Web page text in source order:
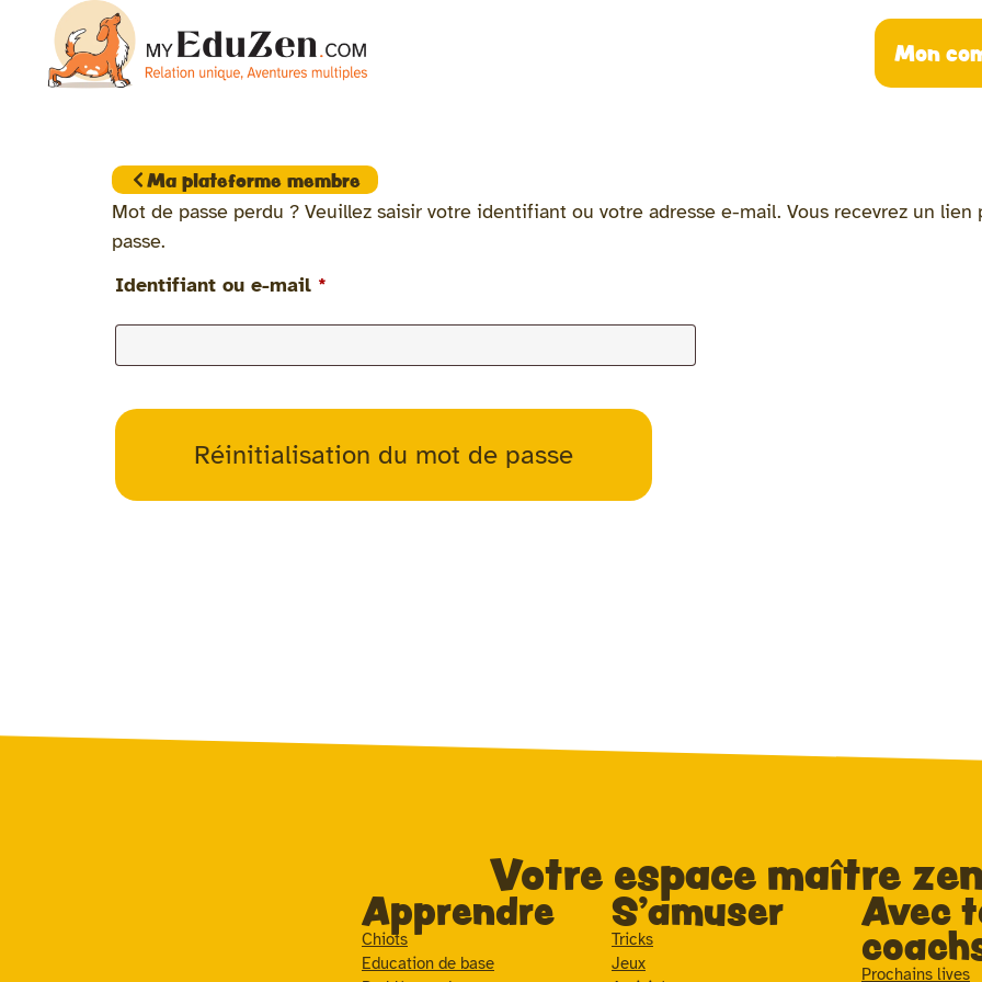
Mon
Ma plateforme membre
Mot de passe perdu ? Veuillez saisir votre identifiant ou votre adresse e-mail. Vous recevrez un
passe.
Identifiant ou e-mail *
Réinitialisation du mot de passe
Votre espace maître
Apprendre
Chiots
Education de base
S'amuser
Tricks
Jeux
Avec
Prochains lives